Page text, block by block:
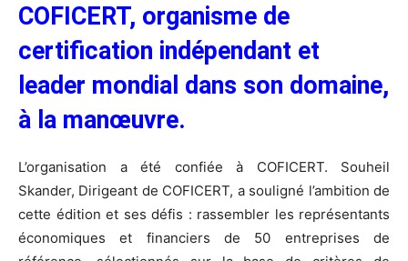
COFICERT, organisme de
certification indépendant et
leader mondial dans son domaine,
à la manœuvre.
L’organisation a été confiée à COFICERT. Souheil
Skander, Dirigeant de COFICERT, a souligné l’ambition de
cette édition et ses défis : rassembler les représentants
économiques et financiers de 50 entreprises de